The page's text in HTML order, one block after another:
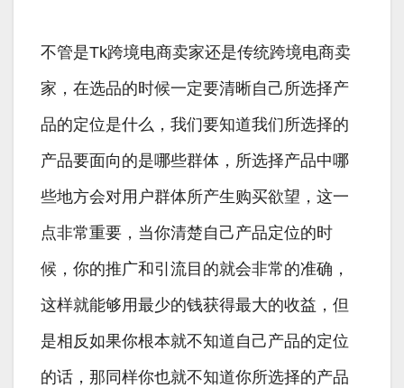
不管是Tk跨境电商卖家还是传统跨境电商卖
家，在选品的时候一定要清晰自己所选择产
品的定位是什么，我们要知道我们所选择的
产品要面向的是哪些群体，所选择产品中哪
些地方会对用户群体所产生购买欲望，这一
点非常重要，当你清楚自己产品定位的时
候，你的推广和引流目的就会非常的准确，
这样就能够用最少的钱获得最大的收益，但
是相反如果你根本就不知道自己产品的定位
的话，那同样你也就不知道你所选择的产品